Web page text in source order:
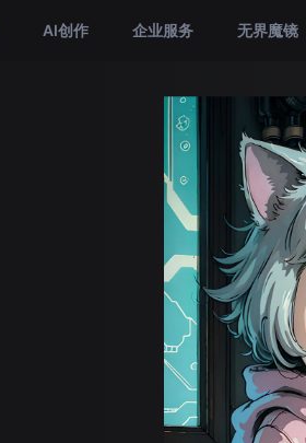
AI创作 企业服务 无界魔镜